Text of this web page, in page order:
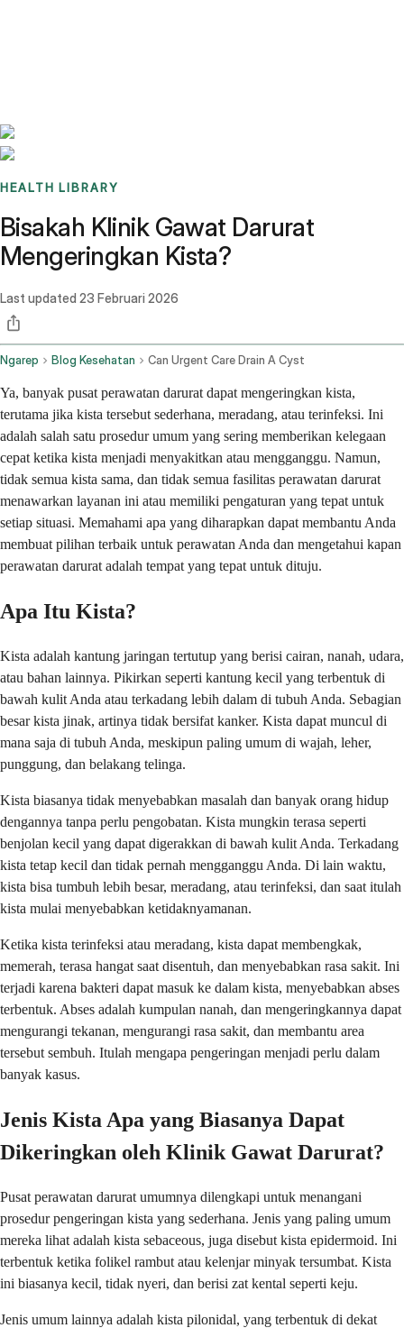
HEALTH LIBRARY
Bisakah Klinik Gawat Darurat
Mengeringkan Kista?
Last updated 23 Februari 2026
Ngarep Blog Kesehatan Can Urgent Care Drain A Cyst
Ya, banyak pusat perawatan darurat dapat mengeringkan kista,
terutama jika kista tersebut sederhana, meradang, atau terinfeksi. Ini
adalah salah satu prosedur umum yang sering memberikan kelegaan
cepat ketika kista menjadi menyakitkan atau mengganggu. Namun,
tidak semua kista sama, dan tidak semua fasilitas perawatan darurat
menawarkan layanan ini atau memiliki pengaturan yang tepat untuk
setiap situasi. Memahami apa yang diharapkan dapat membantu Anda
membuat pilihan terbaik untuk perawatan Anda dan mengetahui kapan
perawatan darurat adalah tempat yang tepat untuk dituju.
Apa Itu Kista?
Kista adalah kantung jaringan tertutup yang berisi cairan, nanah, udara,
atau bahan lainnya. Pikirkan seperti kantung kecil yang terbentuk di
bawah kulit Anda atau terkadang lebih dalam di tubuh Anda. Sebagian
besar kista jinak, artinya tidak bersifat kanker. Kista dapat muncul di
mana saja di tubuh Anda, meskipun paling umum di wajah, leher,
punggung, dan belakang telinga.
Kista biasanya tidak menyebabkan masalah dan banyak orang hidup
dengannya tanpa perlu pengobatan. Kista mungkin terasa seperti
benjolan kecil yang dapat digerakkan di bawah kulit Anda. Terkadang
kista tetap kecil dan tidak pernah mengganggu Anda. Di lain waktu,
kista bisa tumbuh lebih besar, meradang, atau terinfeksi, dan saat itulah
kista mulai menyebabkan ketidaknyamanan.
Ketika kista terinfeksi atau meradang, kista dapat membengkak,
memerah, terasa hangat saat disentuh, dan menyebabkan rasa sakit. Ini
terjadi karena bakteri dapat masuk ke dalam kista, menyebabkan abses
terbentuk. Abses adalah kumpulan nanah, dan mengeringkannya dapat
mengurangi tekanan, mengurangi rasa sakit, dan membantu area
tersebut sembuh. Itulah mengapa pengeringan menjadi perlu dalam
banyak kasus.
Jenis Kista Apa yang Biasanya Dapat
Dikeringkan oleh Klinik Gawat Darurat?
Pusat perawatan darurat umumnya dilengkapi untuk menangani
prosedur pengeringan kista yang sederhana. Jenis yang paling umum
mereka lihat adalah kista sebaceous, juga disebut kista epidermoid. Ini
terbentuk ketika folikel rambut atau kelenjar minyak tersumbat. Kista
ini biasanya kecil, tidak nyeri, dan berisi zat kental seperti keju.
Jenis umum lainnya adalah kista pilonidal, yang terbentuk di dekat